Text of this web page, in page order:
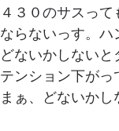
４３０のサスっ
ならないっす。
どないかしない
テンション下がっ
まぁ、どないか